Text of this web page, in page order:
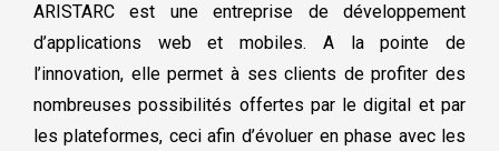
ARISTARC est une entreprise de développement
d’applications web et mobiles. A la pointe de
l’innovation, elle permet à ses clients de profiter des
nombreuses possibilités offertes par le digital et par
les plateformes, ceci afin d’évoluer en phase avec les